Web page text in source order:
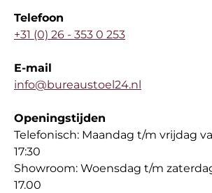
Telefoon
+31 (0) 26 - 353 0 253
E-mail
info@bureaustoel24.nl
Openingstijden
Telefonisch: Maandag t/m vrijdag
17:30
Showroom: Woensdag t/m
17.00